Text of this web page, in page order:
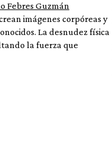
Febres Guzmán
imágenes corpóreas y
La desnudez física
la fuerza que